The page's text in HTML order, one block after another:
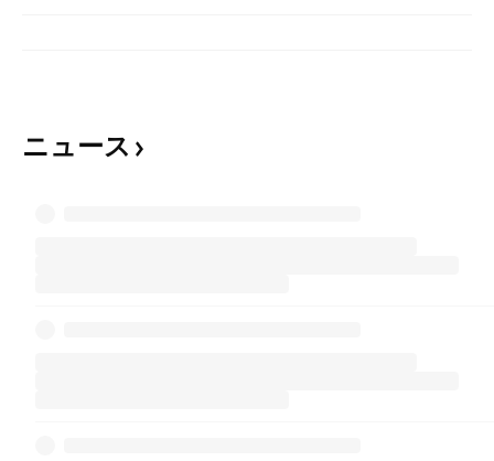
ニュース